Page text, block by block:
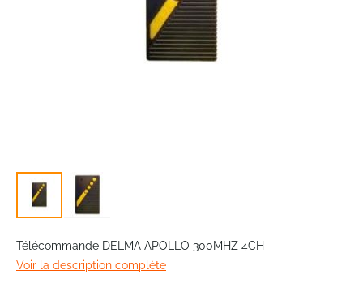
to
the
beginning
Télécommande DELMA APOLLO 300MHZ 4CH
Voir la description complète